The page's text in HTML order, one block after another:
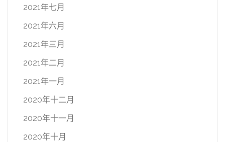
2021年七月
2021年六月
2021年三月
2021年二月
2021年一月
2020年十二月
2020年十一月
2020年十月